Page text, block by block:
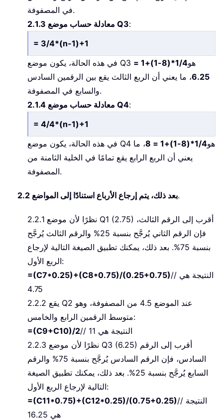
في المصفوفة.
2.1.3 معادلة حساب موضع Q3:
= 3/4*(n-1)+1
في هذه الحالة، يكون موضع Q3 هو
1/4*(8-1)+1 =
6.25، ما يعني أن الربع الثالث يقع بين الرقمين السادس
والسابع في المصفوفة.
2.1.4 معادلة حساب موضع Q4:
= 4/4*(n-1)+1
في هذه الحالة، يكون موضع Q4 هو1/4*(8-1)+1 = 8
، ما
يعني أن الربع الرابع يقع تمامًا في الخلية الثامنة من
المصفوفة.
2.2 بعد ذلك، يتم إرجاع الأرباع استنادًا إلى المواضع.
2.2.1 نظرًا لأن موضع Q1 (2.75) أقرب إلى الرقم الثالث،
فإن الرقم الثاني يُرجَّح بنسبة 25% والرقم الثالث يُرجَّح
بنسبة 75%. بعد ذلك، يمكنك تطبيق الصيغة التالية لإرجاع
الربع الأول:
=(C7*0.25)+(C8*0.75)/(0.25+0.75)// النتيجة هي
4.75
2.2.2 يقع Q2 عند الموضع 4.5 من المصفوفة، وهو
متوسط الرقمين الرابع والخامس:
=(C9+C10)/2
// النتيجة هي 11
2.2.3 نظرًا لأن موضع Q3 (6.25) أقرب إلى الرقم
السادس، فإن الرقم السادس يُرجَّح بنسبة 75% والرقم
السابع يُرجَّح بنسبة 25%. بعد ذلك، يمكنك تطبيق الصيغة
التالية لإرجاع الربع الأول:
=(C11*0.75)+(C12*0.25)/(0.75+0.25)// النتيجة
هي 16.25